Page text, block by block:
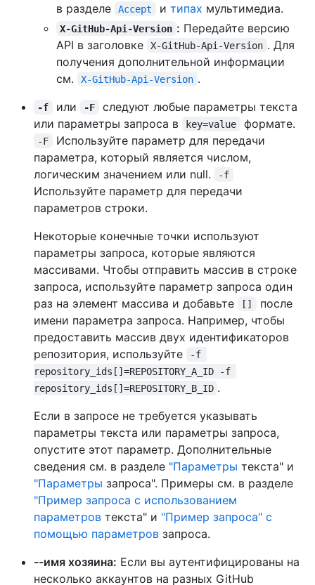
в разделе
Accept и типах мультимедиа.
X-GitHub-Api-Version : Передайте версию
API в заголовке
X-GitHub-Api-Version . Для
получения дополнительной информации
см.
X-GitHub-Api-Version .
-f или -F
следуют любые параметры текста
или параметры запроса в
key=value формате.
-F
Используйте параметр для передачи
параметра, который является числом,
логическим значением или null.
-f
Используйте параметр для передачи
параметров строки.
Некоторые конечные точки используют
параметры запроса, которые являются
массивами. Чтобы отправить массив в строке
запроса, используйте параметр запроса один
раз на элемент массива и добавьте
[]
после
имени параметра запроса. Например, чтобы
предоставить массив двух идентификаторов
репозитория, используйте
-f
repository_ids[]=REPOSITORY_A_ID -f
repository_ids[]=REPOSITORY_B_ID .
Если в запросе не требуется указывать
параметры текста или параметры запроса,
опустите этот параметр. Дополнительные
сведения см. в разделе "Параметры текста" и
"Параметры запроса". Примеры см. в разделе
"Пример запроса с использованием
параметров текста" и "Пример запроса" с
помощью параметров запроса.
--имя хозяина: Если вы аутентифицированы на
несколько аккаунтов на разных GitHub